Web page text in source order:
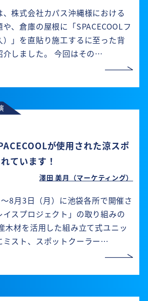
株式会社カパス沖縄様における
、倉庫の屋根に「SPACECOOLフ
）」を直貼り施工するに至った背
介しました。 今回はその…
が使用された涼スポ
ています！
澤田 美月（マーケティング）
8月3日（月）に池袋各所で開催さ
イスプロジェクト」の取り組みの
木材を活用した組み立て式ユニッ
ミスト、スポットクーラー…